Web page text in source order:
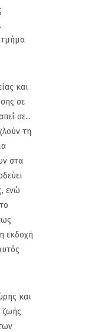
τμήμα
και
σε
σε...
τη
στα
ενώ
εκδοχή
και
ζωής